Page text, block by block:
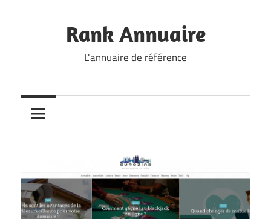
Rank Annuaire
L'annuaire de référence